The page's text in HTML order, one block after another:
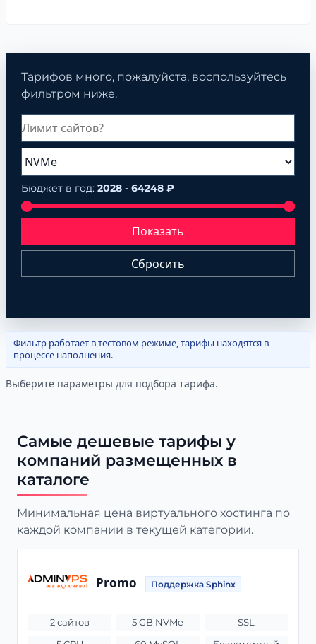
Тарифов много, пожалуйста, воспользуйтесь
фильтром ниже.
Бюджет в год: 2028 - 64248 ₽
Показать
Сбросить
Фильтр работает в тестовом режиме, тарифы находятся в
процессе наполнения.
Выберите параметры для подбора тарифа.
Самые дешевые тарифы у
компаний размещенных в
каталоге
Минимальная цена виртуального хостинга по
каждой компании в текущей категории.
Promo Поддержка Sphinx
2 сайтов 5 GB NVMe
SSL